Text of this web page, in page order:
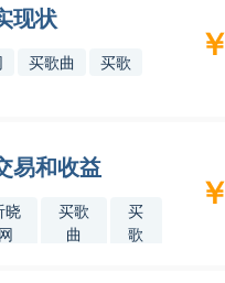
现状
买歌曲 买歌 ￥
易和收益
晓
网
买歌
曲
买
歌
￥